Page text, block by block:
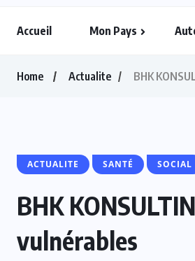
Accueil Mon Pays
Home Actualite BHK
ACTUALITE SANTÉ SOCIAL
BHK
vulnérables